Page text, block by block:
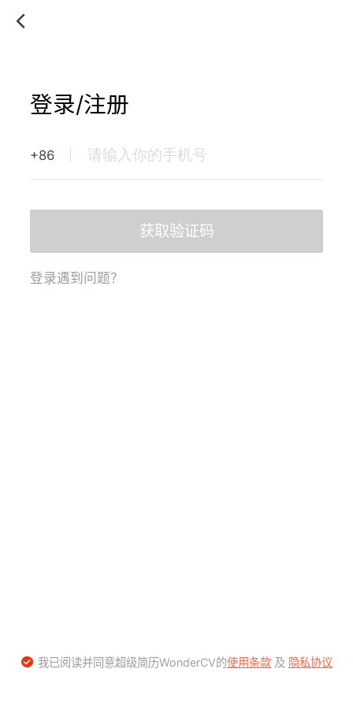
登录/注册
+86
获取验证码
登录遇到问题？
我已阅读并同意超级简历WonderCV的使用条款及 隐私协议